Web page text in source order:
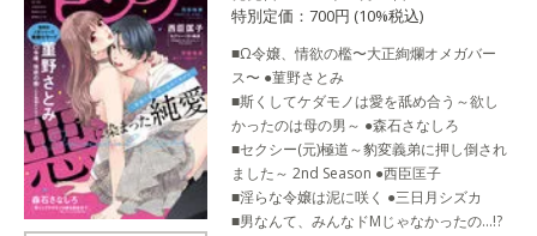
特別定価：700円 (10%税込)
■Ω令嬢、情欲の檻〜大正絢爛オメガバー
ス〜 ●菫野さとみ
■斯くしてケダモノは愛を舐め合う～欲し
かったのは母の男～ ●森石さなしろ
■セクシー(元)極道～豹変義弟に押し倒され
ました～ 2nd Season ●西臣匡子
■淫らな令嬢は泥に咲く ●三日月シズカ
■男なんて、みんなドMじゃなかったの…!?